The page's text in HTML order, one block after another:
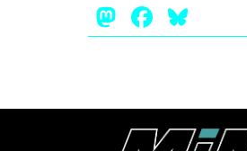
GENERI
MIGRAZIONI
STUDENTI
Mastodon